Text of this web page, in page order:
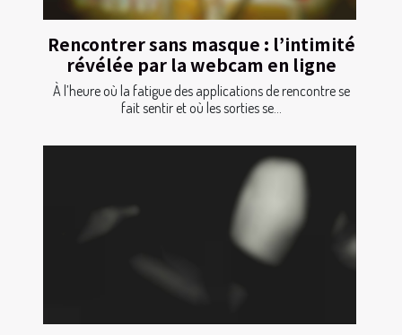
Rencontrer sans masque : l’intimité
révélée par la webcam en ligne
À l’heure où la fatigue des applications de rencontre se
fait sentir et où les sorties se...